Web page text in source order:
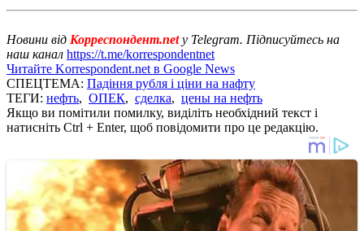
Новини від Корреспондент.net у Telegram. Підписуйтесь на
наш канал https://t.me/korrespondentnet
Читайте Korrespondent.net в Google News
СПЕЦТЕМА: Падіння рубля і ціни на нафту
ТЕГИ: нефть, ОПЕК, сделка, цены на нефть
Якщо ви помітили помилку, виділіть необхідний текст і
натисніть Ctrl + Enter, щоб повідомити про це редакцію.